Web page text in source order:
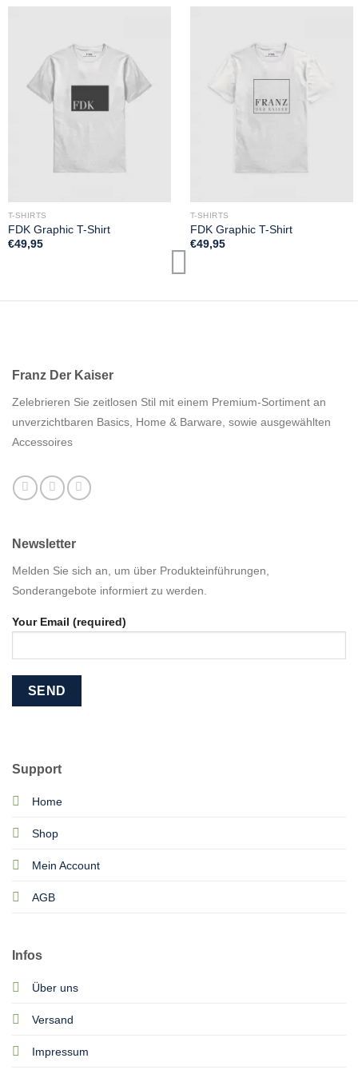
T-SHIRTS
FDK Graphic T-Shirt
€49,95
T-SHIRTS
FDK Graphic T-Shirt
€49,95
Franz Der Kaiser
Zelebrieren Sie zeitlosen Stil mit einem Premium-Sortiment an
unverzichtbaren Basics, Home & Barware, sowie ausgewählten
Accessoires
Support
Home
Shop
Mein Account
AGB
Infos
Über uns
Versand
Impressum
Newsletter
Melden Sie sich an, um über Produkteinführungen,
Sonderangebote informiert zu werden.
Your Email (required)